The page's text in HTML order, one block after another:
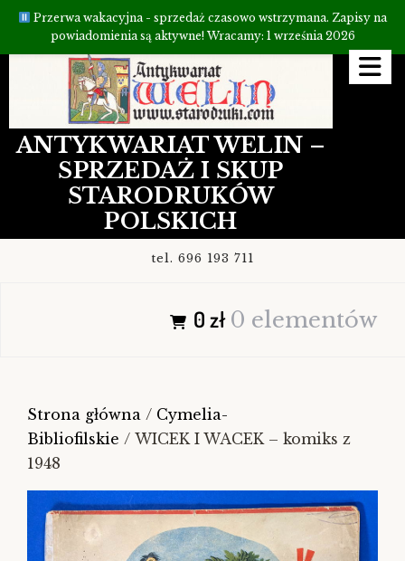
Przejdź
ANTYKWARIAT WELIN –
SPRZEDAŻ I SKUP
STARODRUKÓW
POLSKICH
tel. 696 193 711
0 zł 0 elementów
Strona główna / Cymelia-
Bibliofilskie / WICEK I WACEK – komiks z
1948
Przerwa wakacyjna - sprzedaż czasowo wstrzymana. Zapisy na
powiadomienia są aktywne! Wracamy: 1 września 2026